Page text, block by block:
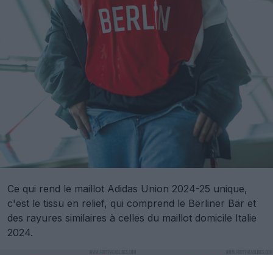
Ce qui rend le maillot Adidas Union 2024-25 unique,
c'est le tissu en relief, qui comprend le Berliner Bär et
des rayures similaires à celles du maillot domicile Italie
2024.